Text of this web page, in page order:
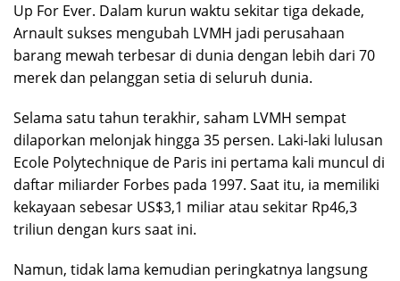
Up For Ever. Dalam kurun waktu sekitar tiga dekade,
Arnault sukses mengubah LVMH jadi perusahaan
barang mewah terbesar di dunia dengan lebih dari 70
merek dan pelanggan setia di seluruh dunia.
Selama satu tahun terakhir, saham LVMH sempat
dilaporkan melonjak hingga 35 persen. Laki-laki lulusan
Ecole Polytechnique de Paris ini pertama kali muncul di
daftar miliarder Forbes pada 1997. Saat itu, ia memiliki
kekayaan sebesar US$3,1 miliar atau sekitar Rp46,3
triliun dengan kurs saat ini.
Namun, tidak lama kemudian peringkatnya langsung